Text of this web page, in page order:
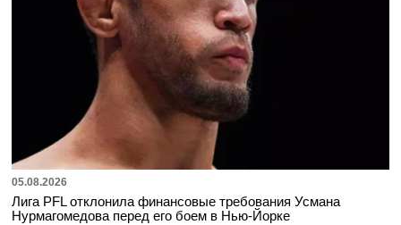
05.08.2026
Лига PFL отклонила финансовые требования Усмана
Нурмагомедова перед его боем в Нью-Йорке